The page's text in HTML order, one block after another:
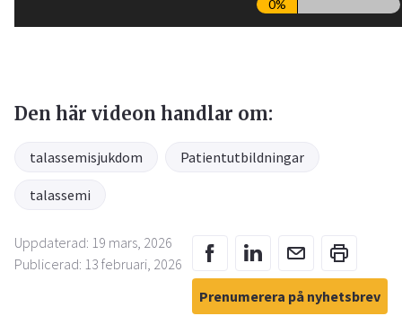
Den här videon handlar om:
talassemisjukdom Patientutbildningar
talassemi
Uppdaterad: 19 mars, 2026
Publicerad: 13 februari, 2026
Prenumerera på nyhetsbrev